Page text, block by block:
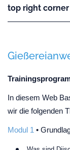
top right
In diesem Web
wir die folgenden
Modul 1 •